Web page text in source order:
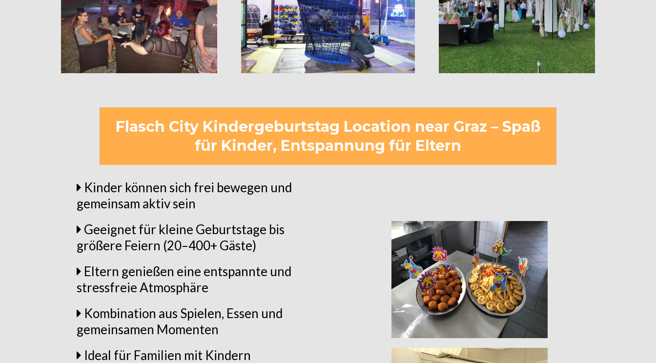
Flasch City Kindergeburtstag Location near Graz – Spaß
für Kinder, Entspannung für Eltern
Kinder können sich frei bewegen und
gemeinsam aktiv sein
Geeignet für kleine Geburtstage bis
größere Feiern (20–400+ Gäste)
Eltern genießen eine entspannte und
stressfreie Atmosphäre
Kombination aus Spielen, Essen und
gemeinsamen Momenten
Ideal für Familien mit Kindern